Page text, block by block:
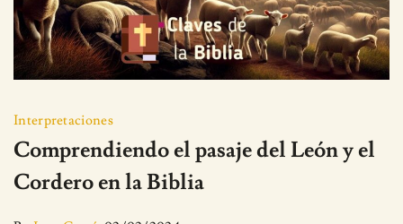
Interpretaciones
Comprendiendo el pasaje del León y el
Cordero en la Biblia